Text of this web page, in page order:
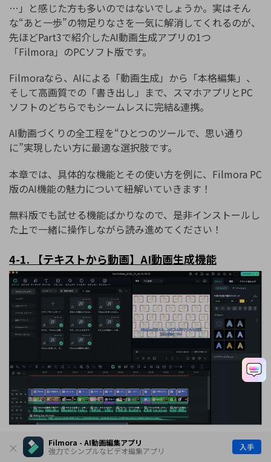
Filmora - AI動画編集アプリ
強力でシンプルなビデオ編集アプリ
入手
…」と感じた方も多いのではないでしょうか。実はそん
な“あと一歩”の物足りなさを一気に解消してくれるのが、
先ほどPart3で紹介したAI動画生成アプリの1つ
「Filmora」のPCソフト版です。
Filmoraなら、AIによる「動画生成」から「本格編集」、
そして高画質での「書き出し」まで、スマホアプリとPC
ソフトのどちらでもシームレスに完結&連携。
AI動画づくりの全工程を“ひとつのツールで、思い通り
に”実現したい方に最適な選択肢です。
本章では、具体的な機能とその使い方を例に、Filmora PC
版のAI機能の魅力について紐解いていきます！
無料版でも試せる機能ばかりなので、是非インストールし
た上で一緒に操作しながら読み進めてください！
4-1. 【テキストから動画】 AI動画生成機能
キーワードや台本を入力するだけで、AIが自動で映像や